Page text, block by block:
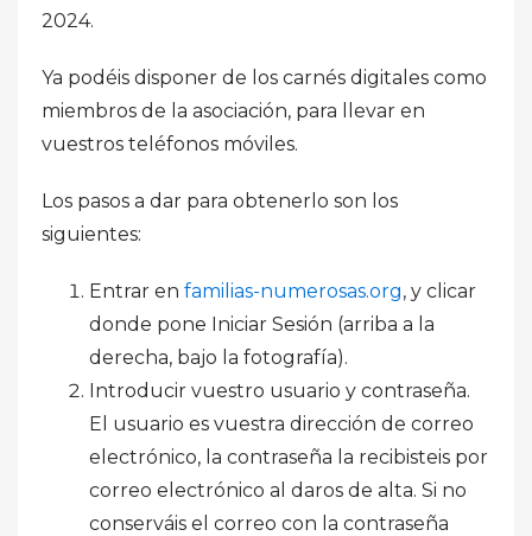
2024.
Ya podéis disponer de los carnés digitales como
miembros de la asociación, para llevar en
vuestros teléfonos móviles.
Los pasos a dar para obtenerlo son los
siguientes:
Entrar en familias-numerosas.org, y clicar
donde pone Iniciar Sesión (arriba a la
derecha, bajo la fotografía).
Introducir vuestro usuario y contraseña.
El usuario es vuestra dirección de correo
electrónico, la contraseña la recibisteis por
correo electrónico al daros de alta. Si no
conserváis el correo con la contraseña